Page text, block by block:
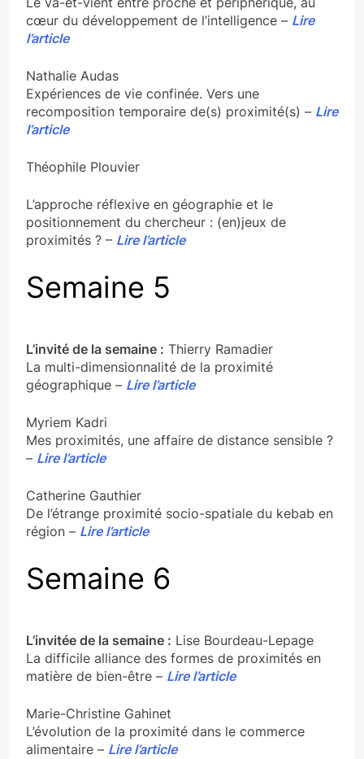
cœur du développement de l’intelligence – Lire
l’article
Nathalie Audas
Expériences de vie confinée. Vers une
recomposition temporaire de(s) proximité(s) – Lire
l’article
Théophile Plouvier
L’approche réflexive en géographie et le
positionnement du chercheur : (en)jeux de
proximités ? – Lire l’article
Semaine 5
L’invité de la semaine : Thierry Ramadier
La multi-dimensionnalité de la proximité
géographique – Lire l’article
Myriem Kadri
Mes proximités, une affaire de distance sensible ?
– Lire l’article
Catherine Gauthier
De l’étrange proximité socio-spatiale du kebab en
région – Lire l’article
Semaine 6
L’invitée de la semaine : Lise Bourdeau-Lepage
La difficile alliance des formes de proximités en
matière de bien-être – Lire l’article
Marie-Christine Gahinet
L’évolution de la proximité dans le commerce
alimentaire – Lire l’article